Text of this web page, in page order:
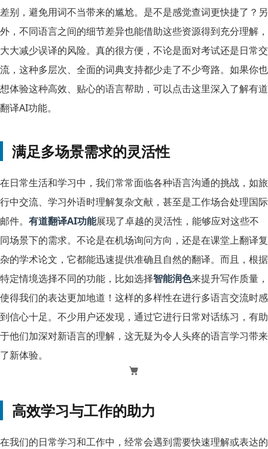
差别，避免用词不当带来的尴尬。是不是感觉查词更快捷了？另
外，不同语言之间的细节差异也能借助这些资源得到充分理解，
大大减少误译的风险。真的很方便，不论是面对考试还是日常交
流，这种多层次、全面的词典支持都少走了不少弯路。如果你也
想体验这种高效、贴心的语言帮助，可以点击这里深入了解有道
翻译AI功能。
满足多场景需求的灵活性
在日常生活和学习中，我们常常面临各种语言沟通的挑战，如旅
行中交流、学习外语时理解复杂文献，甚至是工作场合处理国际
邮件。 有道翻译AI功能展现了卓越的灵活性，能够应对这些不
同场景下的需求。不论是在机场询问方向，还是在课堂上翻译复
杂的学术论文，它都能迅速提供准确且自然的翻译。而且，根据
特定情境选择不同的功能，比如选择智能润色来提升写作质量，
使得我们的表达更加地道！这样的多样性在进行多语言交流时感
到信心十足。不少用户还发现，通过它进行日常对话练习，有助
于他们加深对新语言的理解，这无疑为令人头疼的语言学习带来
了新体验。
高效学习与工作的助力
在我们的日常学习和工作中，经常会遇到需要快速理解或表达的